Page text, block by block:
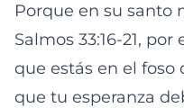
Porque en su santo
‭‭Salmos‬ ‭33:16‭-‬21,
que estás en el foso
que tu esperanza